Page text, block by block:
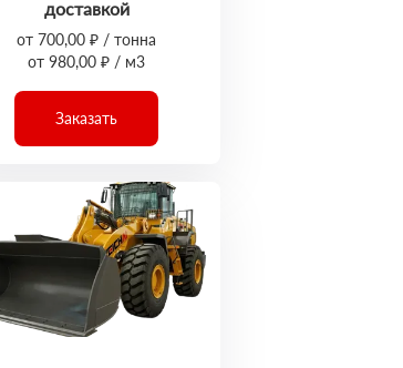
доставкой
от 700,00 ₽ / тонна
от 980,00 ₽ / м3
Заказать